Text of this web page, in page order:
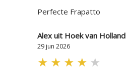
Perfecte Frapatto
Alex uit Hoek van Holland
29 jun 2026
★ ★ ★ ★ ★